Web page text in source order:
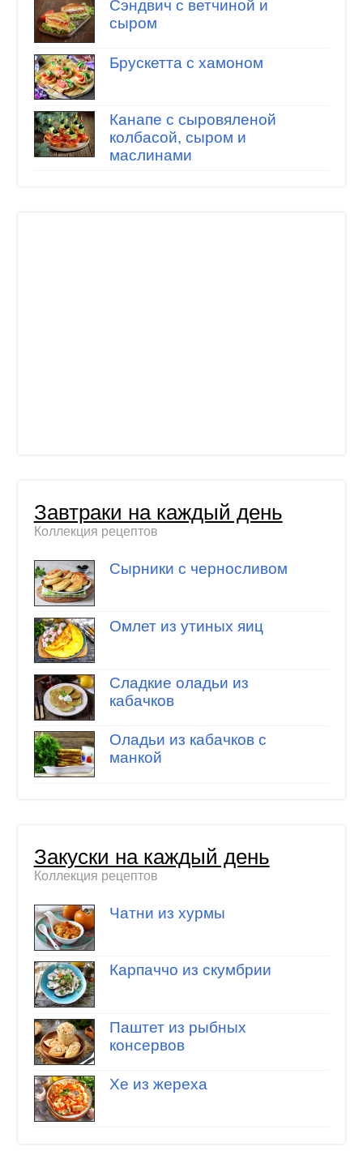
Сэндвич с ветчиной и
сыром
Брускетта с хамоном
Канапе с сыровяленой
колбасой, сыром и
маслинами
Завтраки на каждый день
Коллекция рецептов
Сырники с черносливом
Омлет из утиных яиц
Сладкие оладьи из
кабачков
Оладьи из кабачков с
манкой
Закуски на каждый день
Коллекция рецептов
Чатни из хурмы
Карпаччо из скумбрии
Паштет из рыбных
консервов
Хе из жереха